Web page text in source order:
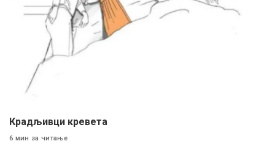
Крадљивци кревета
6 мин за читање